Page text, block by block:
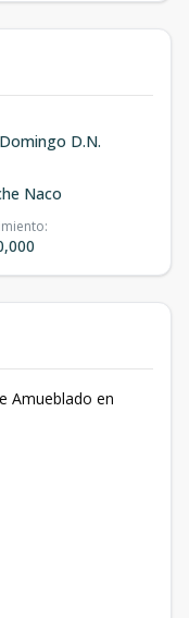
D.N.
Naco
:
Amueblado en